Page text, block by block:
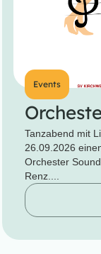
Events
Tanzabend mit
26.09.2026
Orchester
Renz....